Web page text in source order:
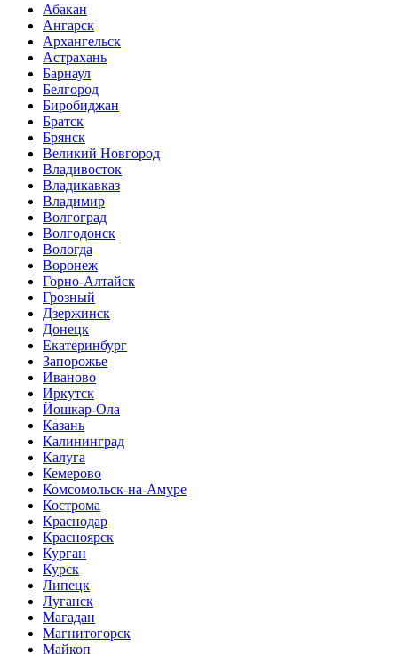
Абакан
Ангарск
Архангельск
Астрахань
Барнаул
Белгород
Биробиджан
Братск
Брянск
Великий Новгород
Владивосток
Владикавказ
Владимир
Волгоград
Волгодонск
Вологда
Воронеж
Горно-Алтайск
Грозный
Дзержинск
Донецк
Екатеринбург
Запорожье
Иваново
Иркутск
Йошкар-Ола
Казань
Калининград
Калуга
Кемерово
Комсомольск-на-Амуре
Кострома
Краснодар
Красноярск
Курган
Курск
Липецк
Луганск
Магадан
Магнитогорск
Майкоп